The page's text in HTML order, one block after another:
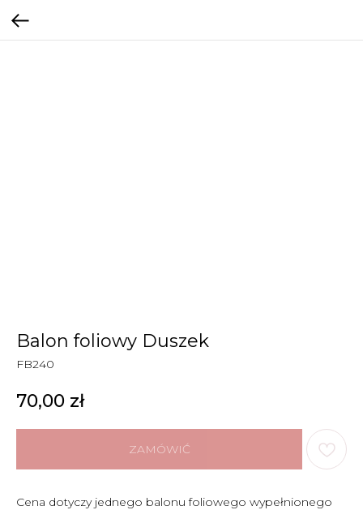
Balon foliowy Duszek
FB240
70,00 zł
ZAMÓWIĆ
Cena dotyczy jednego balonu foliowego wypełnionego